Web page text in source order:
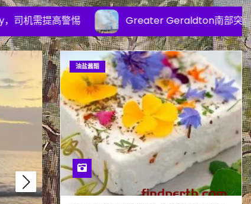
Greater Geraldton南部突发丛林大火，居民紧急避
时事 行车安全 警方提示
油盐酱醋